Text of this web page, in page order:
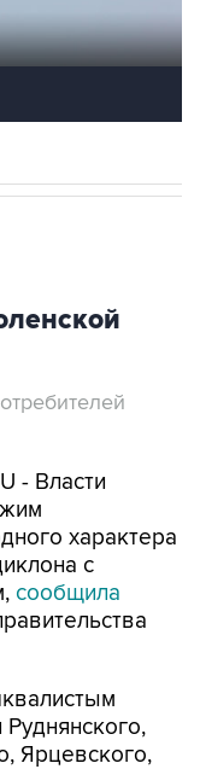
- Власти
характера
с
сообщила
Ярцевского,